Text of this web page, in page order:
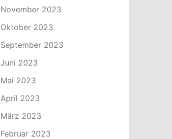
November 2023
Oktober 2023
September 2023
Juni 2023
Mai 2023
April 2023
März 2023
Februar 2023